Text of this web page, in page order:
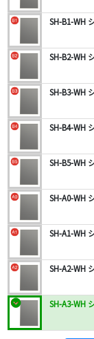
SH-B1-WH
SH-B2-WH
SH-B3-WH
SH-B4-WH
SH-B5-WH
SH-A0-WH
SH-A1-WH
SH-A2-WH
SH-A3-WH